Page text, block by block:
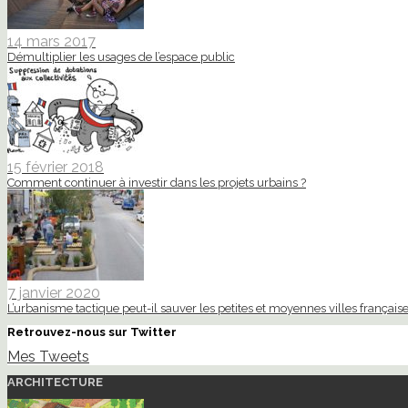
14 mars 2017
Démultiplier les usages de l’espace public
15 février 2018
Comment continuer à investir dans les projets urbains ?
7 janvier 2020
L’urbanisme tactique peut-il sauver les petites et moyennes villes
Retrouvez-nous sur Twitter
Mes Tweets
ARCHITECTURE